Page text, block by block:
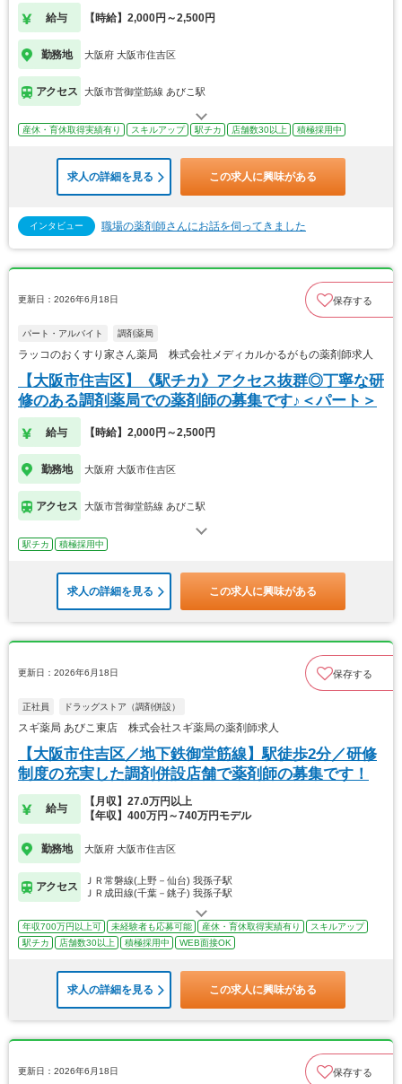
給与 【時給】2,000円～2,500円
勤務地 大阪府 大阪市住吉区
アクセス 大阪市営御堂筋線 あびこ駅
産休・育休取得実績有り スキルアップ 駅チカ 店舗数30以上 積極採用中
求人の詳細を見る この求人に興味がある
インタビュー 職場の薬剤師さんにお話を伺ってきました
更新日：2026年6月18日 保存する
パート・アルバイト 調剤薬局
ラッコのおくすり家さん薬局 株式会社メディカルかるがもの薬剤師求人
【大阪市住吉区】《駅チカ》アクセス抜群◎丁寧な研
修のある調剤薬局での薬剤師の募集です♪＜パート＞
給与 【時給】2,000円～2,500円
勤務地 大阪府 大阪市住吉区
アクセス 大阪市営御堂筋線 あびこ駅
駅チカ 積極採用中
求人の詳細を見る この求人に興味がある
更新日：2026年6月18日 保存する
正社員 ドラッグストア（調剤併設）
スギ薬局 あびこ東店 株式会社スギ薬局の薬剤師求人
【大阪市住吉区／地下鉄御堂筋線】駅徒歩2分／研修
制度の充実した調剤併設店舗で薬剤師の募集です！
給与
【月収】27.0万円以上
【年収】400万円～740万円モデル
勤務地 大阪府 大阪市住吉区
アクセス
ＪＲ常磐線(上野－仙台) 我孫子駅
ＪＲ成田線(千葉－銚子) 我孫子駅
年収700万円以上可 未経験者も応募可能 産休・育休取得実績有り
スキルアップ
駅チカ
店舗数30以上 積極採用中 WEB面接OK
求人の詳細を見る この求人に興味がある
更新日：2026年6月18日 保存する